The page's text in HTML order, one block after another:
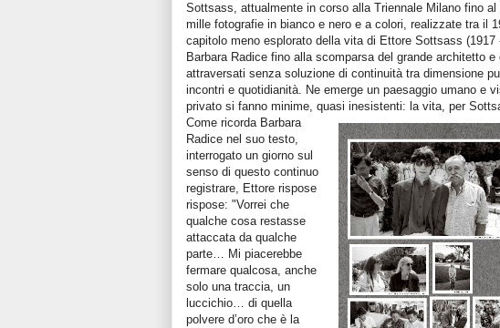
Sottsass, attualmente in corso alla Triennale Milano fino
mille fotografie in bianco e nero e a colori, realizzate tra il
capitolo meno esplorato della vita di Ettore Sottsass (1917
Barbara Radice fino alla scomparsa del grande architetto
attraversati senza soluzione di continuità tra dimensione
incontri e quotidianità. Ne emerge un paesaggio umano e
privato si fanno minime, quasi inesistenti: la vita, per
Come ricorda Barbara
Radice nel suo testo,
interrogato un giorno sul
senso di questo continuo
registrare, Ettore rispose
rispose: "Vorrei che
qualche cosa restasse
attaccata da qualche
parte… Mi piacerebbe
fermare qualcosa, anche
solo una traccia, un
luccichio… di quella
polvere d’oro che è la